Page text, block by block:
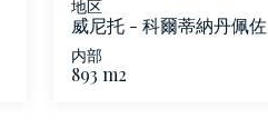
威尼托 - 科爾蒂納丹佩佐
内部
893 m2